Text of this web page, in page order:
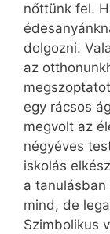
nőttünk fel.
dolgozni.
az
egy rácsos
megvolt az
négyéves
iskolás
a
mind, de
Szimbolikus